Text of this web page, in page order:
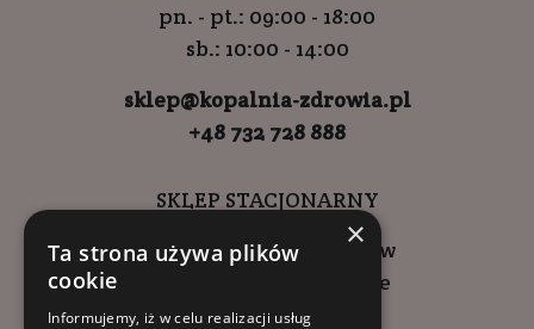
pn. - pt.: 09:00 - 18:00
sb.: 10:00 - 14:00
sklep@kopalnia-zdrowia.pl
+48 732 728 888
SKLEP STACJONARNY
ul. Wadowicka 6, Kraków
Kompleks Buma Square
godziny otwarcia:
×
Ta strona używa plików
cookie
Informujemy, iż w celu realizacji usług